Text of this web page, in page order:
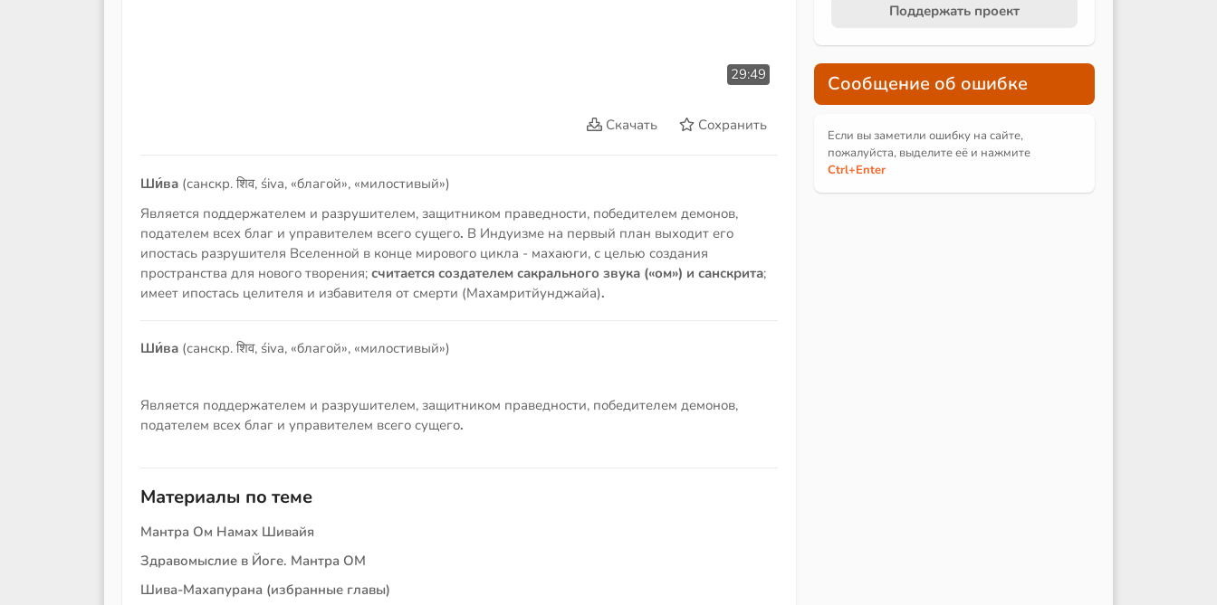
29:49
Скачать Сохранить
Ши́ва (санскр. शिव, śiva, «благой», «милостивый»)
Является поддержателем и разрушителем, защитником праведности, победителем демонов,
подателем всех благ и управителем всего сущего. В Индуизме на первый план выходит его
ипостась разрушителя Вселенной в конце мирового цикла - махаюги, с целью создания
пространства для нового творения; считается создателем сакрального звука («ом») и санскрита;
имеет ипостась целителя и избавителя от смерти (Махамритйунджайа).
Ши́ва (санскр. शिव, śiva, «благой», «милостивый»)
Является поддержателем и разрушителем, защитником праведности, победителем демонов,
подателем всех благ и управителем всего сущего.
Материалы по теме
Мантра Ом Намах Шивайя
Здравомыслие в Йоге. Мантра ОМ
Шива-Махапурана (избранные главы)
Поддержать проект
Сообщение об ошибке
Если вы заметили ошибку на сайте,
пожалуйста, выделите её и нажмите
Ctrl+Enter